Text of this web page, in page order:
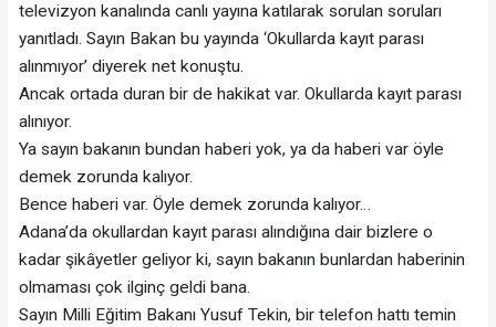
televizyon kanalında canlı yayına katılarak sorulan soruları
yanıtladı. Sayın Bakan bu yayında ‘Okullarda kayıt parası
alınmıyor’ diyerek net konuştu.
Ancak ortada duran bir de hakikat var. Okullarda kayıt parası
alınıyor.
Ya sayın bakanın bundan haberi yok, ya da haberi var öyle
demek zorunda kalıyor.
Bence haberi var. Öyle demek zorunda kalıyor…
Adana’da okullardan kayıt parası alındığına dair bizlere o
kadar şikâyetler geliyor ki, sayın bakanın bunlardan haberinin
olmaması çok ilginç geldi bana.
Sayın Milli Eğitim Bakanı Yusuf Tekin, bir telefon hattı temin